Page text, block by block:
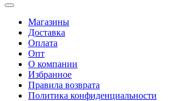
Магазины
Доставка
Оплата
Опт
О компании
Избранное
Правила возврата
Политика конфиденциальности